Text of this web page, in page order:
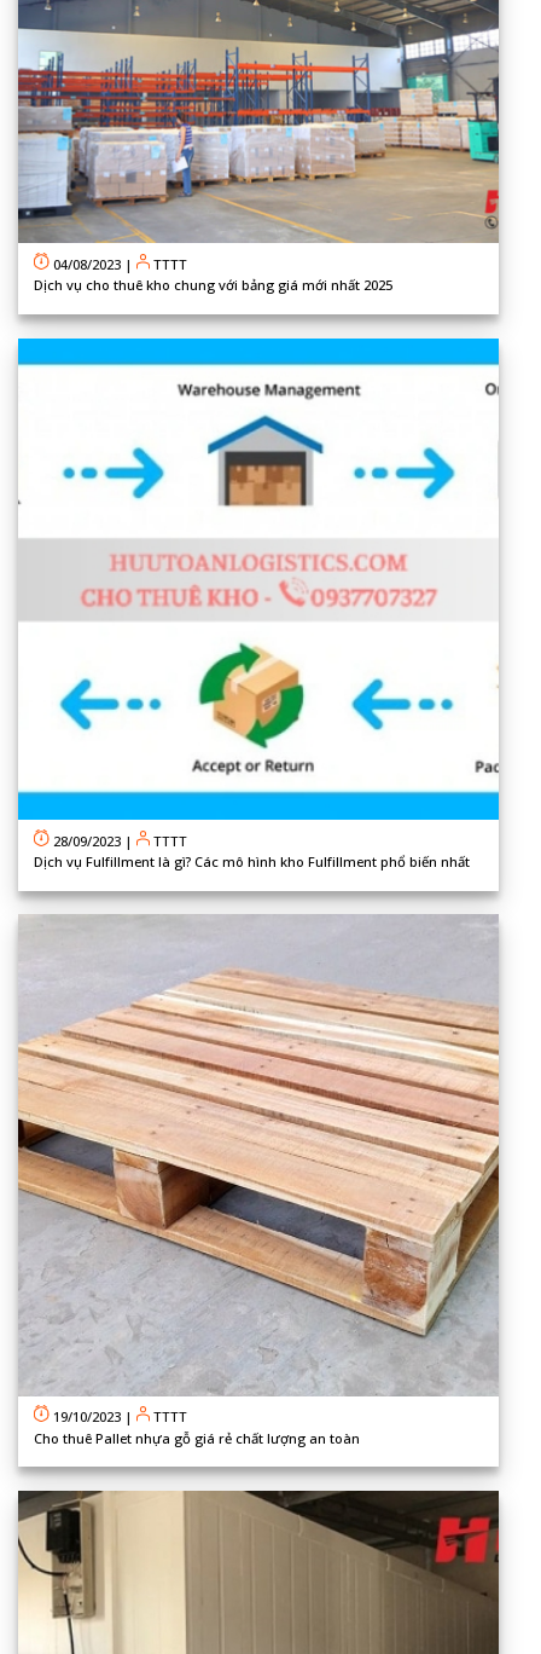
04/08/2023 |
TTTT
Dịch vụ cho thuê kho chung với bảng giá mới nhất 2025
28/09/2023 |
TTTT
Dịch vụ Fulfillment là gì? Các mô hình kho Fulfillment phổ biến nhất
19/10/2023 |
TTTT
Cho thuê Pallet nhựa gỗ giá rẻ chất lượng an toàn